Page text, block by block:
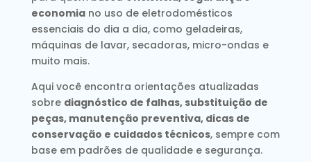
economiano uso de eletrodomésticos
essenciais do dia a dia, como geladeiras,
máquinas de lavar, secadoras, micro-ondas e
muito mais.
Aqui você encontra orientações atualizadas
sobre diagnóstico de falhas, substituição de
peças, manutenção preventiva, dicas de
conservação e cuidados técnicos, sempre com
base em padrões de qualidade e segurança.